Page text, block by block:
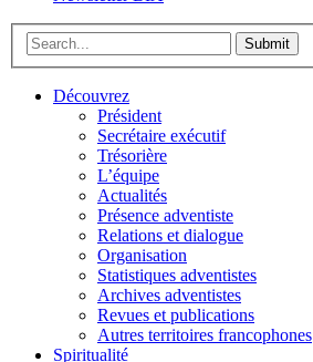
Submit
Découvrez
Président
Secrétaire exécutif
Trésorière
L’équipe
Actualités
Présence adventiste
Relations et dialogue
Organisation
Statistiques adventistes
Archives adventistes
Revues et publications
Autres territoires francophones
Spiritualité